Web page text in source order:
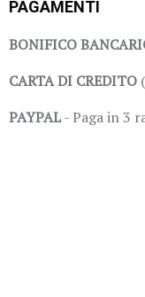
PAGAMENTI
BONIFICO
CARTA DI CREDITO
PAYPAL- Paga in 3